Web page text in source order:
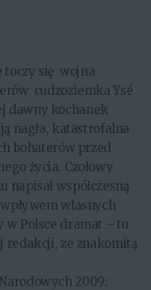
toczy się wojna
cudzoziemka Ysé
dawny kochanek
nagła, katastrofalna
bohaterów przed
życia. Czołowy
współczesną
własnych
Polsce dramat – tu
redakcji, ze znakomitą
2009: